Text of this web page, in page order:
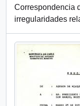
Correspondencia
irregularidades